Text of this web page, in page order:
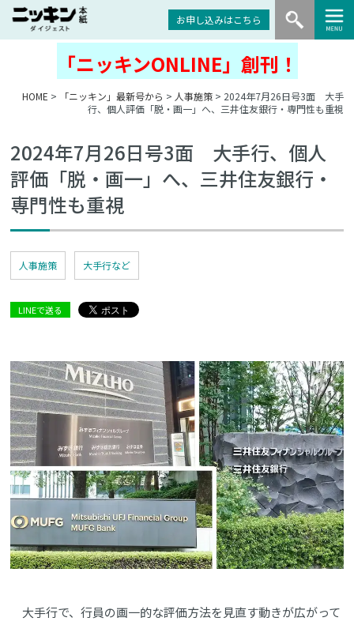
お申し込みはこちら
「ニッキンONLINE」創刊！
HOME > 「ニッキン」最新号から > 人事施策> 2024年7月26日号3面 大手
行、個人評価「脱・画一」へ、三井住友銀行・専門性も重視
2024年7月26日号3面 大手行、個人
評価「脱・画一」へ、三井住友銀行・
専門性も重視
人事施策 大手行など
LINEで送る
大手行で、行員の画一的な評価方法を見直す動きが広がって